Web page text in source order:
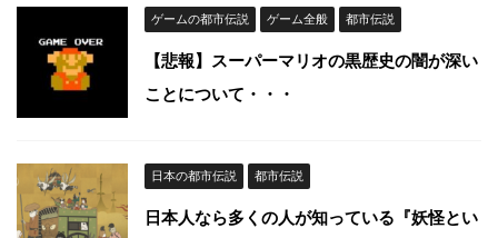
ゲームの都市伝説 ゲーム全般 都市伝説
【悲報】スーパーマリオの黒歴史の闇が深い
ことについて・・・
日本の都市伝説 都市伝説
日本人なら多くの人が知っている『妖怪とい